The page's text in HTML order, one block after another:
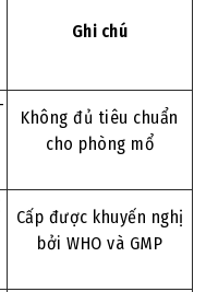
Ghi chú
Không đủ tiêu chuẩn
cho phòng mổ
Cấp được khuyến nghị
bởi WHO và GMP